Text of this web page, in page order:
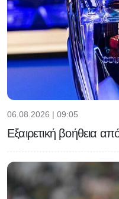
06.08.2026 | 09:05
Εξαιρετική βοήθεια